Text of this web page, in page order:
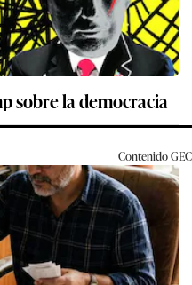
sobre la democracia
ContenidoGEC